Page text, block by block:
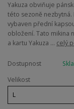
Yakuza obviňuje
této sezoně nezbytná.
vybaven přední
obložení. Tato mikina
a kartu Yakuza ... celý
Dostupnost
Velikost